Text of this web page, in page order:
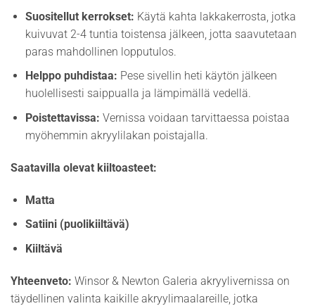
Suositellut kerrokset: Käytä kahta lakkakerrosta, jotka
kuivuvat 2-4 tuntia toistensa jälkeen, jotta saavutetaan
paras mahdollinen lopputulos.
Helppo puhdistaa: Pese sivellin heti käytön jälkeen
huolellisesti saippualla ja lämpimällä vedellä.
Poistettavissa: Vernissa voidaan tarvittaessa poistaa
myöhemmin akryylilakan poistajalla.
Saatavilla olevat kiiltoasteet:
Matta
Satiini (puolikiiltävä)
Kiiltävä
Yhteenveto: Winsor & Newton Galeria akryylivernissa on
täydellinen valinta kaikille akryylimaalareille, jotka